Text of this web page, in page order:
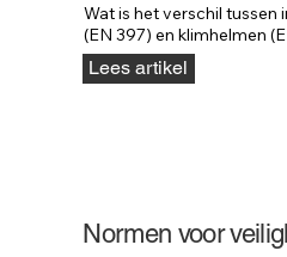
Wat is het verschil tussen
(EN 397) en klimhelmen
Lees artikel
Normen voor